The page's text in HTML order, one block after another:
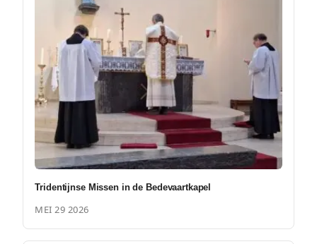
Tridentijnse Missen in de Bedevaartkapel
MEI 29 2026